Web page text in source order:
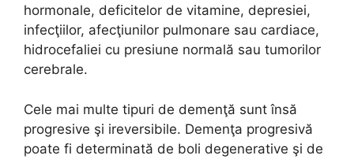
hormonale, deficitelor de vitamine, depresiei,
infecţiilor, afecţiunilor pulmonare sau cardiace,
hidrocefaliei cu presiune normală sau tumorilor
cerebrale.
Cele mai multe tipuri de demenţă sunt însă
progresive şi ireversibile. Demenţa progresivă
poate fi determinată de boli degenerative şi de